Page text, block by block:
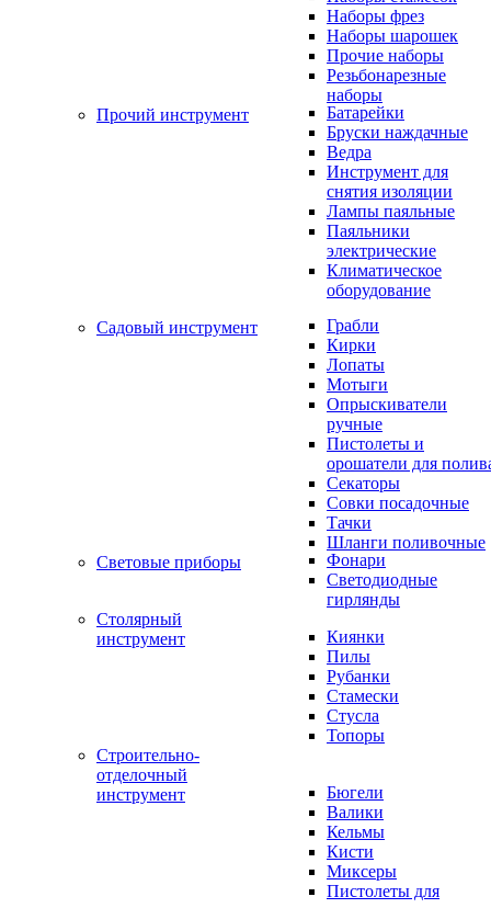
Наборы фрез
Наборы шарошек
Прочие наборы
Резьбонарезные
наборы
Прочий инструмент
Батарейки
Бруски наждачные
Ведра
Инструмент для
снятия изоляции
Лампы паяльные
Паяльники
электрические
Климатическое
оборудование
Садовый инструмент
Грабли
Кирки
Лопаты
Мотыги
Опрыскиватели
ручные
Пистолеты и
орошатели для
Секаторы
Совки посадочные
Тачки
Шланги поливочные
Световые приборы
Фонари
Светодиодные
гирлянды
Столярный
инструмент
Киянки
Пилы
Рубанки
Стамески
Стусла
Топоры
Строительно-
отделочный
инструмент
Бюгели
Валики
Кельмы
Кисти
Миксеры
Пистолеты для